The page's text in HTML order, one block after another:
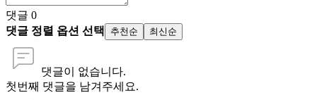
댓글 0
댓글 정렬 옵션 선택
추천순 최신순
댓글이 없습니다.
첫번째 댓글을 남겨주세요.